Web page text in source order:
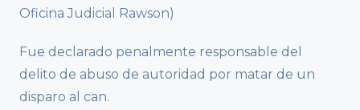
Oficina Judicial Rawson)
Fue declarado penalmente responsable del
delito de abuso de autoridad por matar de un
disparo al can.